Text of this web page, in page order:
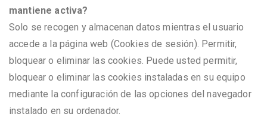
mantiene activa?
Solo se recogen y almacenan datos mientras el usuario
accede a la página web (Cookies de sesión). Permitir,
bloquear o eliminar las cookies. Puede usted permitir,
bloquear o eliminar las cookies instaladas en su equipo
mediante la configuración de las opciones del navegador
instalado en su ordenador.